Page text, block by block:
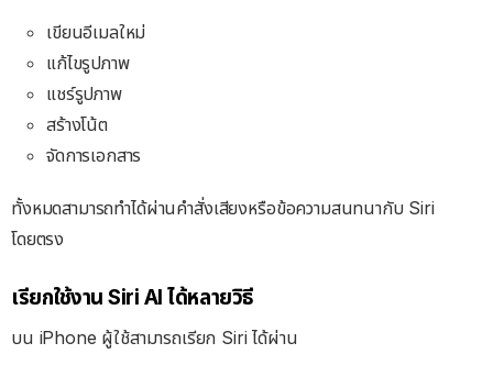
เขียนอีเมลใหม่
แก้ไขรูปภาพ
แชร์รูปภาพ
สร้างโน้ต
จัดการเอกสาร
ทั้งหมดสามารถทำได้ผ่านคำสั่งเสียงหรือข้อความสนทนากับ Siri
โดยตรง
เรียกใช้งาน Siri AI ได้หลายวิธี
บน iPhone ผู้ใช้สามารถเรียก Siri ได้ผ่าน